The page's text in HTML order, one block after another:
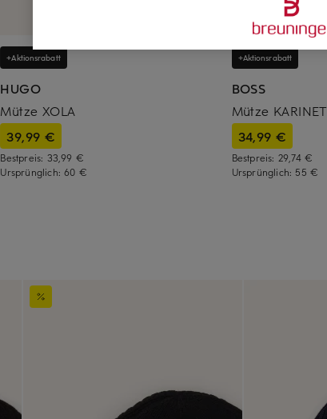
+Aktionsrabatt
HUGO
Mütze XOLA
39,99 €
Bestpreis: 33,99 €
Ursprünglich:60 €
+Aktionsrabatt
BOSS
Mütze KARINET
34,99 €
Bestpreis: 29,74 €
Ursprünglich: 55 €